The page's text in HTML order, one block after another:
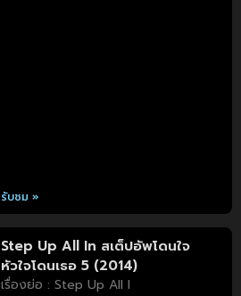
รับชม »
Step Up All In สเต็ปอัพโดนใจ
หัวใจโดนเธอ 5 (2014)
เรื่องย่อ : Step Up All I